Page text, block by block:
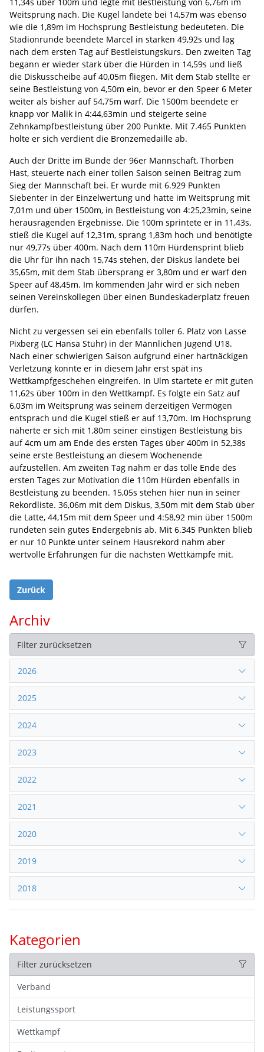
Weitsprung nach. Die Kugel landete bei 14,57m was ebenso
wie die 1,89m im Hochsprung Bestleistung bedeuteten. Die
Stadionrunde beendete Marcel in starken 49,92s und lag
nach dem ersten Tag auf Bestleistungskurs. Den zweiten Tag
begann er wieder stark über die Hürden in 14,59s und ließ
die Diskusscheibe auf 40,05m fliegen. Mit dem Stab stellte er
seine Bestleistung von 4,50m ein, bevor er den Speer 6 Meter
weiter als bisher auf 54,75m warf. Die 1500m beendete er
knapp vor Malik in 4:44,63min und steigerte seine
Zehnkampfbestleistung über 200 Punkte. Mit 7.465 Punkten
holte er sich verdient die Bronzemedaille ab.
Auch der Dritte im Bunde der 96er Mannschaft, Thorben
Hast, steuerte nach einer tollen Saison seinen Beitrag zum
Sieg der Mannschaft bei. Er wurde mit 6.929 Punkten
Siebenter in der Einzelwertung und hatte im Weitsprung mit
7,01m und über 1500m, in Bestleistung von 4:25,23min, seine
herausragenden Ergebnisse. Die 100m sprintete er in 11,43s,
stieß die Kugel auf 12,31m, sprang 1,83m hoch und benötigte
nur 49,77s über 400m. Nach dem 110m Hürdensprint blieb
die Uhr für ihn nach 15,74s stehen, der Diskus landete bei
35,65m, mit dem Stab übersprang er 3,80m und er warf den
Speer auf 48,45m. Im kommenden Jahr wird er sich neben
seinen Vereinskollegen über einen Bundeskaderplatz freuen
dürfen.
Nicht zu vergessen sei ein ebenfalls toller 6. Platz von Lasse
Pixberg (LC Hansa Stuhr) in der Männlichen Jugend U18.
Nach einer schwierigen Saison aufgrund einer hartnäckigen
Verletzung konnte er in diesem Jahr erst spät ins
Wettkampfgeschehen eingreifen. In Ulm startete er mit guten
11,62s über 100m in den Wettkampf. Es folgte ein Satz auf
6,03m im Weitsprung was seinem derzeitigen Vermögen
entsprach und die Kugel stieß er auf 13,70m. Im Hochsprung
näherte er sich mit 1,80m seiner einstigen Bestleistung bis
auf 4cm um am Ende des ersten Tages über 400m in 52,38s
seine erste Bestleistung an diesem Wochenende
aufzustellen. Am zweiten Tag nahm er das tolle Ende des
ersten Tages zur Motivation die 110m Hürden ebenfalls in
Bestleistung zu beenden. 15,05s stehen hier nun in seiner
Rekordliste. 36,06m mit dem Diskus, 3,50m mit dem Stab über
die Latte, 44,15m mit dem Speer und 4:58,92 min über 1500m
rundeten sein gutes Endergebnis ab. Mit 6.345 Punkten blieb
er nur 10 Punkte unter seinem Hausrekord nahm aber
wertvolle Erfahrungen für die nächsten Wettkämpfe mit.
Zurück
Archiv
Filter zurücksetzen
2026
2025
2024
2023
2022
2021
2020
2019
2018
Kategorien
Filter zurücksetzen
Verband
Leistungssport
Wettkampf